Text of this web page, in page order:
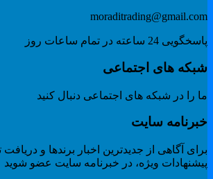
24 ساعته در تمام ساعات روز
های اجتماعی
را در شبکه های اجتماعی دنبال کنید
سایت
آگاهی از جدیدترین اخبار برندها و دریافت
ویژه، در خبرنامه سایت عضو شوید